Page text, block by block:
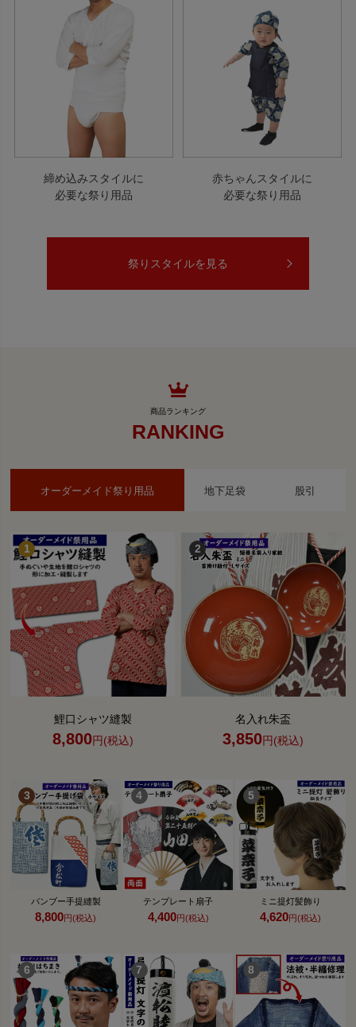
締め込みスタイルに
必要な祭り用品
赤ちゃんスタイルに
必要な祭り用品
祭りスタイルを見る
RANKING
オーダーメイド祭り用品 地下足袋 股引
鯉口シャツ縫製
8,800円(税込)
名入れ朱盃
3,850円(税込)
バンブー手提縫製
8,800円(税込)
テンプレート扇子
4,400円(税込)
ミニ提灯髪飾り
4,620円(税込)